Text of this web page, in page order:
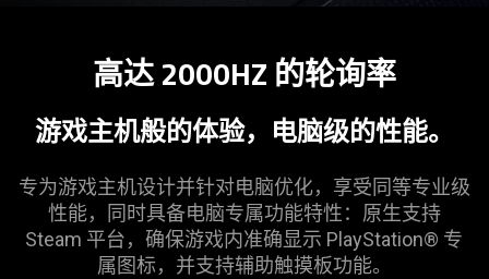
高达 2000HZ 的轮询率
游戏主机般的体验，电脑级的性能。
专为游戏主机设计并针对电脑优化，享受同等专业级
性能，同时具备电脑专属功能特性：原生支持
Steam 平台，确保游戏内准确显示 PlayStation® 专
属图标，并支持辅助触摸板功能。